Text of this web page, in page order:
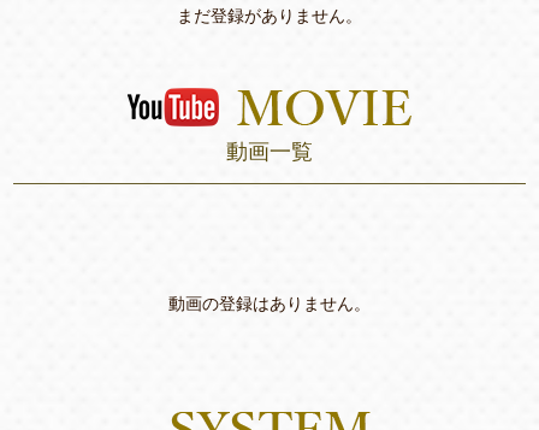
まだ登録がありません。
動画一覧
動画の登録はありません。